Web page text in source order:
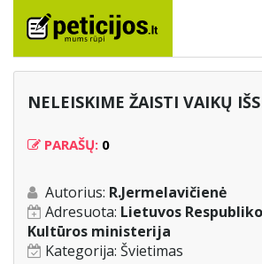
NELEISKIME ŽAISTI VAIKŲ
PARAŠŲ: 0
Autorius: R.Jermelavičienė
Adresuota: Lietuvos
Kultūros ministerija
Kategorija: Švietimas